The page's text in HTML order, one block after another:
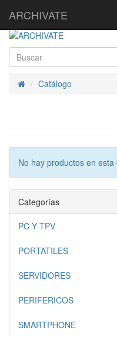
ARCHIVATE
InicioCatálogo
No hay productos en
Categorías
PC Y TPV
PORTATILES
SERVIDORES
PERIFERICOS
SMARTPHONE